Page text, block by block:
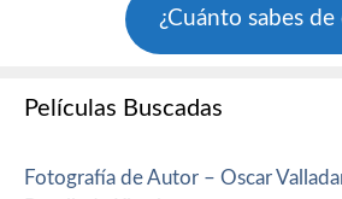
¿Cuánto sabes de
Películas Buscadas
Fotografía de Autor – Oscar